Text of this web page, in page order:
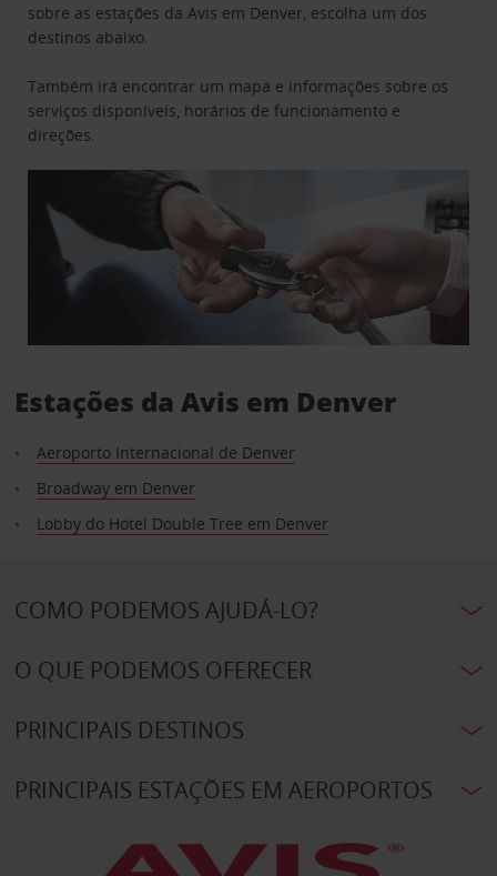
sobre as estações da Avis em Denver, escolha um dos
destinos abaixo.
Também irá encontrar um mapa e informações sobre os
serviços disponíveis, horários de funcionamento e
direções.
Estações da Avis em Denver
Aeroporto Internacional de Denver
Broadway em Denver
Lobby do Hotel Double Tree em Denver
COMO PODEMOS AJUDÁ-LO?
O QUE PODEMOS OFERECER
PRINCIPAIS DESTINOS
PRINCIPAIS ESTAÇÕES EM AEROPORTOS